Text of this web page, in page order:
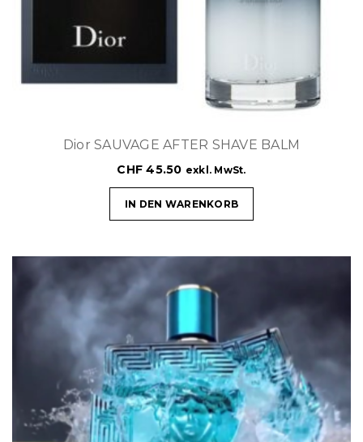
Dior SAUVAGE AFTER SHAVE BALM
CHF 45.50 exkl. MwSt.
IN DEN WARENKORB